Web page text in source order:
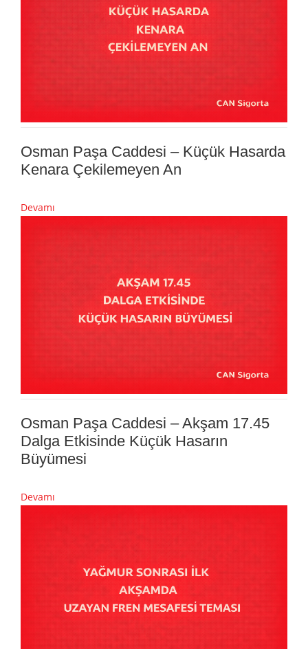
Osman Paşa Caddesi – Küçük Hasarda
Kenara Çekilemeyen An
Devamı
Osman Paşa Caddesi – Akşam 17.45
Dalga Etkisinde Küçük Hasarın
Büyümesi
Devamı